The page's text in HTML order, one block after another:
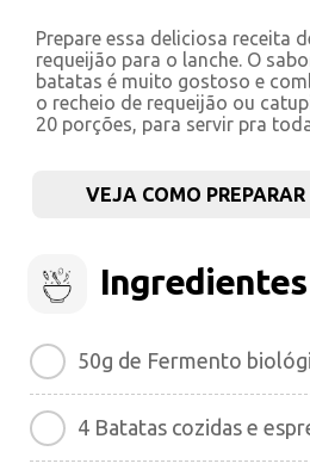
Prepare essa deliciosa receita
requeijão para o lanche. O
batatas é muito gostoso e
o recheio de requeijão ou
20 porções, para servir pra
VEJA COMO
Ingredientes
50g de Fermento
4 Batatas cozidas e